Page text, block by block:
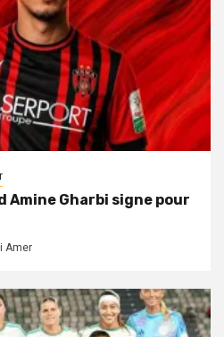
Amine Gharbi signe pour
Amer